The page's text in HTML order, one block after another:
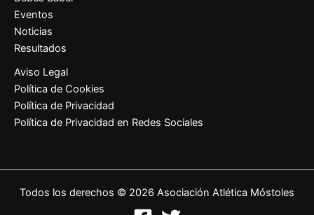
Eventos
Noticias
Resultados
Aviso Legal
Política de Cookies
Política de Privacidad
Política de Privacidad en Redes Sociales
Todos los derechos © 2026 Asociación Atlética Móstoles